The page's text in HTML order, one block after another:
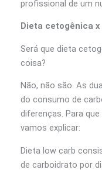
profissional de um
Dieta cetogênica
Será que dieta
coisa?
Não, não são. As
do consumo de
diferenças. Para
vamos explicar:
Dieta low carb
de carboidrato por